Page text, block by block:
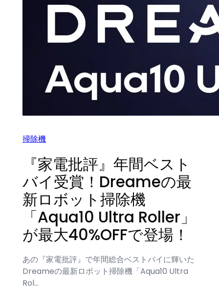
掃除機
『家電批評』年間ベスト
バイ受賞！Dreameの最
新ロボット掃除機
「Aqua10 Ultra Roller」
が最大40%OFFで登場！
あの『家電批評』で年間総合ベストバイに輝いた
Dreameの最新ロボット掃除機「Aqua10 Ultra
Rol…